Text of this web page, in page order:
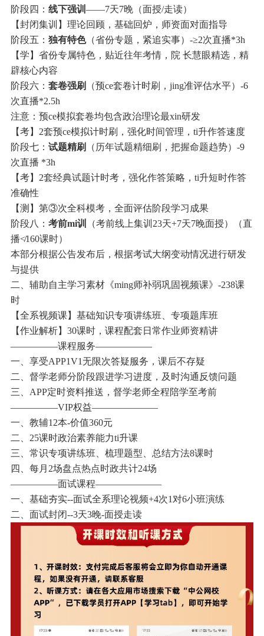
阶段四： 线下强训 ——7天7晚（面授/走读）
【封闭集训】理论回顾，基础回炉，师资面对面指导
阶段五： 独有特色（省份专题，紧追实事）-≥2次直播*3h
【学】省份专属特色，贴近往年考情，院 长慧眼精选，精
辟核心内容
阶段六： 套卷强刷
（预ce套卷计时刷，jing准评估水平）-6
次直播*2.5h
注意：预ce模拟套卷均包含政治理论最xin研发
【考】2套预ce模拟计时刷，强化时间管理，ti升作答速度
阶段七： 试题精刷
（历年试题精细刷，把握命题趋势）-9
次直播 *3h
【考】2套经典试题计时考，强化作答策略，ti升短时作答
准确性
【测】第③次全科模考，全面评估阶段学习成果
阶段八： 考前mi训
（考前线上集训23天+7天7晚面授）（直
播≮160课时）
本部分根据公告发布后，根据考试大纲变动情况进行研发
与提供
二、辅助自主学习素材《ming师补弱巩固视频课》-238课
时
【全系视频课】基础知识专项讲练班、专项题库班
【作业解析】30课时，课程配套日常作业师资精讲
—————课程服务——————
一、享受APP1V1无限次答疑服务，课后不存疑
二、督学老师分阶段跟进学习进度，及时沟通反馈问题
三、APP定时资料推送，督学老师全程陪学至考前
—————VIP权益———————
一、教辅12本-价值360元
二、25课时政治素养能力ti升课
三、常识专项讲练班、梳理题型、总结方法8课时
四、每月2场盘点热点时政共计24场
—————面试课程———————
一、基础夯实--面试全系理论视频+4次1对6小班演练
二、面试封闭--3天3晚-面授走读